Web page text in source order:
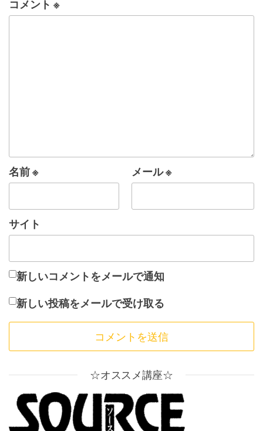
コメント ※
名前※ メール※
サイト
新しいコメントをメールで通知
新しい投稿をメールで受け取る
☆オススメ講座☆